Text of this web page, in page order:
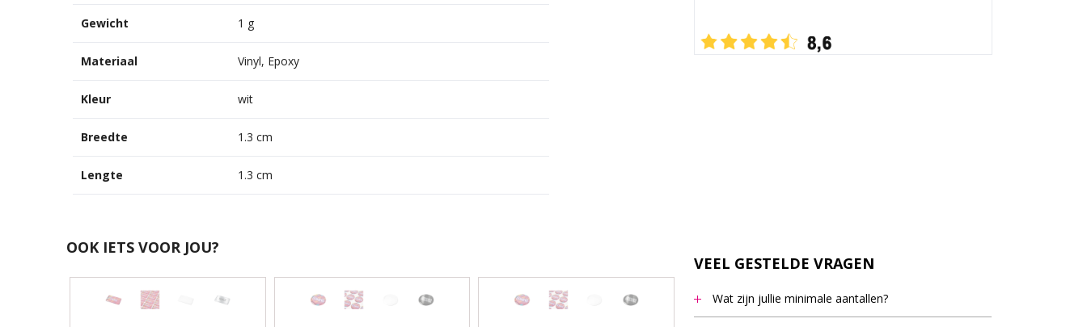
Gewicht 1 g
Materiaal Vinyl, Epoxy
Kleur wit
Breedte 1.3 cm
Lengte 1.3 cm
OOK IETS VOOR JOU?
VEEL GESTELDE VRAGEN
Wat zijn jullie minimale aantallen?